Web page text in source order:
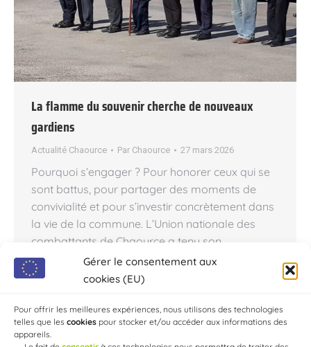
Gérer le consentement aux
cookies (EU)
Pour offrir les meilleures expériences, nous utilisons des technologies
telles que les cookies pour stocker et/ou accéder aux informations des
appareils.
La flamme du souvenir cherche de nouveaux
gardiens
Actualité Chaource Par Chaource 27 mars 2026
Pourquoi s’engager ? Pour honorer ceux qui se
sont battus, pour partager des moments de
convivialité et pour s’investir concrètement dans
la vie de la commune. L’Union nationale des
combattants de Chaource a tenu son
assemblée annuelle. Entre hommages aux
anciens et appel vibrant à la jeunesse,
tissu…